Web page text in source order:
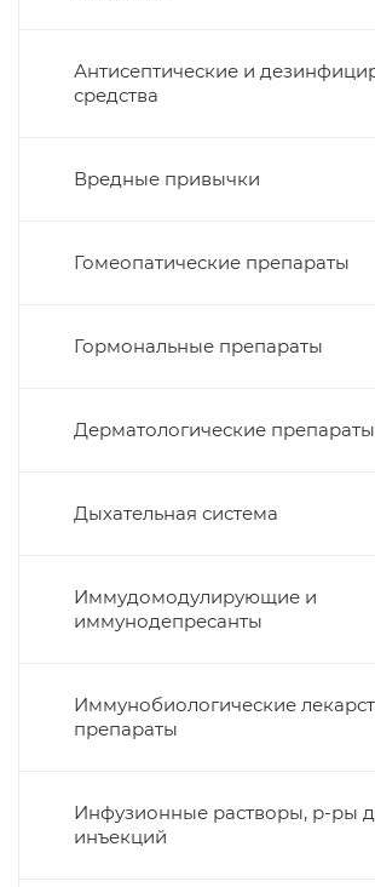
Антисептические и
средства
Вредные привычки
Гомеопатические препараты
Гормональные препараты
Дерматологические препараты
Дыхательная система
Иммудомодулирующие и
иммунодепресанты
Иммунобиологические
препараты
Инфузионные растворы, р-ры
инъекций